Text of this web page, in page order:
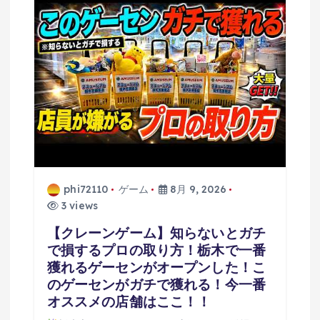
phi72110 ゲーム
8月 9, 2026
3 views
【クレーンゲーム】知らないとガチ
で損するプロの取り方！栃木で一番
獲れるゲーセンがオープンした！こ
のゲーセンがガチで獲れる！今一番
オススメの店舗はここ！！